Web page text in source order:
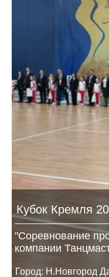
Кубок Кремля
"Соревнование
компании
Город: Н.Новгород